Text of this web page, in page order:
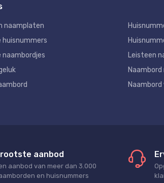
naamplaten
huisnummers
naambordjes
Leisteen
aanbod
aanbod van meer dan 3.000
en huisnummers